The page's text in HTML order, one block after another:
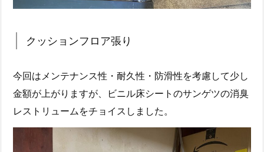
クッションフロア張り
今回はメンテナンス性・耐久性・防滑性を考慮して少し
金額が上がりますが、ビニル床シートのサンゲツの消臭
レストリュームをチョイスしました。